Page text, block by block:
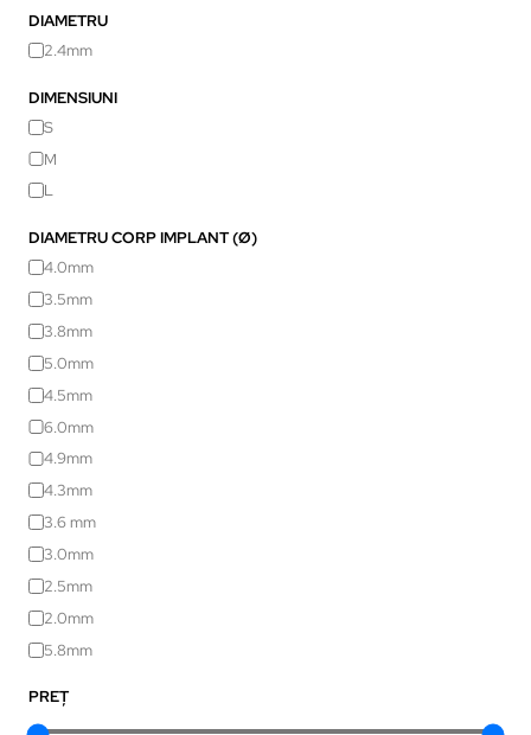
DIAMETRU
2.4mm
DIMENSIUNI
S
M
L
DIAMETRU CORP IMPLANT (Ø)
4.0mm
3.5mm
3.8mm
5.0mm
4.5mm
6.0mm
4.9mm
4.3mm
3.6 mm
3.0mm
2.5mm
2.0mm
5.8mm
PREȚ